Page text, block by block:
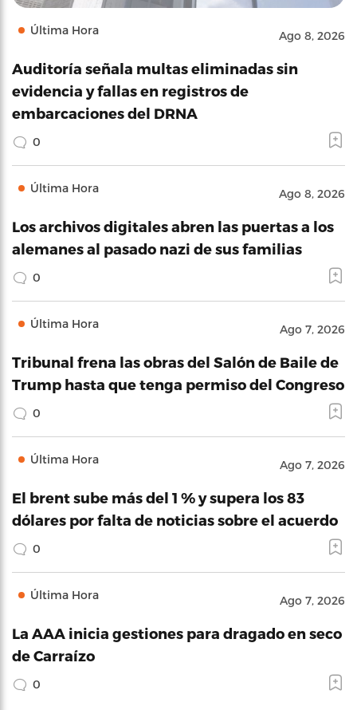
Última Hora Ago 8, 2026
Auditoría señala multas eliminadas sin
evidencia y fallas en registros de
embarcaciones del DRNA
0
Última Hora Ago 8, 2026
Los archivos digitales abren las puertas a los
alemanes al pasado nazi de sus familias
0
Última Hora Ago 7, 2026
Tribunal frena las obras del Salón de Baile de
Trump hasta que tenga permiso del Congreso
0
Última Hora Ago 7, 2026
El brent sube más del 1 % y supera los 83
dólares por falta de noticias sobre el acuerdo
0
Última Hora Ago 7, 2026
La AAA inicia gestiones para dragado en seco
de Carraízo
0